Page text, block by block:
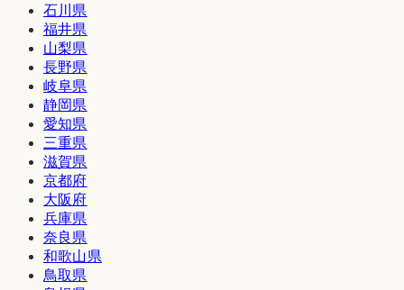
石川県
福井県
山梨県
長野県
岐阜県
静岡県
愛知県
三重県
滋賀県
京都府
大阪府
兵庫県
奈良県
和歌山県
鳥取県